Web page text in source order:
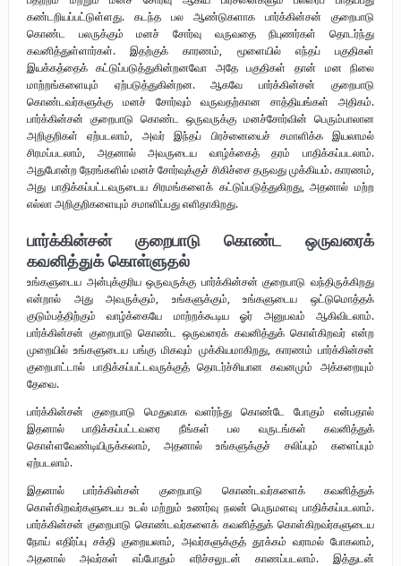
கண்டறியப்பட்டுள்ளது. கடந்த பல ஆண்டுகளாக பார்க்கின்சன் குறைபாடு
கொண்ட பலருக்கும் மனச் சோர்வு வருவதை நிபுணர்கள் தொடர்ந்து
கவனித்துள்ளார்கள். இதற்குக் காரணம், மூளையில் எந்தப் பகுதிகள்
இயக்கத்தைக் கட்டுப்படுத்துகின்றனவோ அதே பகுதிகள் தான் மன நிலை
மாற்றங்களையும் ஏற்படுத்துகின்றன. ஆகவே பார்க்கின்சன் குறைபாடு
கொண்டவர்களுக்கு மனச் சோர்வும் வருவதற்கான சாத்தியங்கள் அதிகம்.
பார்க்கின்சன் குறைபாடு கொண்ட ஒருவருக்கு மனச்சோர்வின் பெரும்பாலான
அறிகுறிகள் ஏற்படலாம், அவர் இந்தப் பிரச்னையைச் சமாளிக்க இயலாமல்
சிரமப்படலாம், அதனால் அவருடைய வாழ்க்கைத் தரம் பாதிக்கப்படலாம்.
அதுபோன்ற நேரங்களில் மனச் சோர்வுக்குச் சிகிச்சை தருவது முக்கியம். காரணம்,
அது பாதிக்கப்பட்டவருடைய சிரமங்களைக் கட்டுப்படுத்துகிறது, அதனால் மற்ற
எல்லா அறிகுறிகளையும் சமாளிப்பது எளிதாகிறது.
பார்க்கின்சன் குறைபாடு கொண்ட ஒருவரைக்
கவனித்துக் கொள்ளுதல்
உங்களுடைய அன்புக்குரிய ஒருவருக்கு பார்க்கின்சன் குறைபாடு வந்திருக்கிறது
என்றால் அது அவருக்கும், உங்களுக்கும், உங்களுடைய ஒட்டுமொத்தக்
குடும்பத்திற்கும் வாழ்க்கையே மாற்றக்கூடிய ஓர் அனுபவம் ஆகிவிடலாம்.
பார்க்கின்சன் குறைபாடு கொண்ட ஒருவரைக் கவனித்துக் கொள்கிறவர் என்ற
முறையில் உங்களுடைய பங்கு மிகவும் முக்கியமாகிறது, காரணம் பார்க்கின்சன்
குறைபாட்டால் பாதிக்கப்பட்டவருக்குத் தொடர்ச்சியான கவனமும் அக்கறையும்
தேவை.
பார்க்கின்சன் குறைபாடு மெதுவாக வளர்ந்து கொண்டே போகும் என்பதால்
இதனால் பாதிக்கப்பட்டவரை நீங்கள் பல வருடங்கள் கவனித்துக்
கொள்ளவேண்டியிருக்கலாம், அதனால் உங்களுக்குச் சலிப்பும் களைப்பும்
ஏற்படலாம்.
இதனால் பார்க்கின்சன் குறைபாடு கொண்டவர்களைக் கவனித்துக்
கொள்கிறவர்களுடைய உடல் மற்றும் உணர்வு நலன் பெருமளவு பாதிக்கப்படலாம்.
பார்க்கின்சன் குறைபாடு கொண்டவர்களைக் கவனித்துக் கொள்கிறவர்களுடைய
நோய் எதிர்ப்பு சக்தி குறையலாம், அவர்களுக்குத் தூக்கம் வராமல் போகலாம்,
அதனால் அவர்கள் எப்போதும் எரிச்சலுடன் காணப்படலாம். இத்துடன்